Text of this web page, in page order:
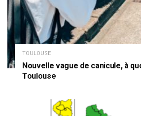
TOULOUSE
Nouvelle vague de canicule, à
Toulouse